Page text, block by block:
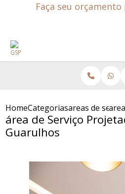
Faça seu
HomeCategoriasareas de
área de Serviço
Guarulhos